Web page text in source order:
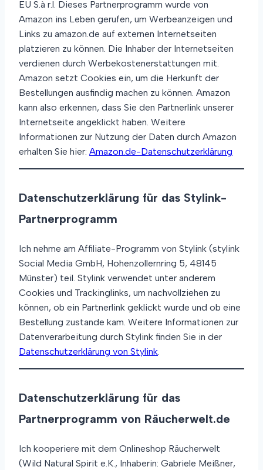
EU S.à r.l. Dieses Partnerprogramm wurde von
Amazon ins Leben gerufen, um Werbeanzeigen und
Links zu amazon.de auf externen Internetseiten
platzieren zu können. Die Inhaber der Internetseiten
verdienen durch Werbekostenerstattungen mit.
Amazon setzt Cookies ein, um die Herkunft der
Bestellungen ausfindig machen zu können. Amazon
kann also erkennen, dass Sie den Partnerlink unserer
Internetseite angeklickt haben. Weitere
Informationen zur Nutzung der Daten durch Amazon
erhalten Sie hier: Amazon.de-Datenschutzerklärung
Datenschutzerklärung für das Stylink-
Partnerprogramm
Ich nehme am Affiliate-Programm von Stylink (stylink
Social Media GmbH, Hohenzollernring 5, 48145
Münster) teil. Stylink verwendet unter anderem
Cookies und Trackinglinks, um nachvollziehen zu
können, ob ein Partnerlink geklickt wurde und ob eine
Bestellung zustande kam. Weitere Informationen zur
Datenverarbeitung durch Stylink finden Sie in der
Datenschutzerklärung von Stylink
Datenschutzerklärung für das
Partnerprogramm von Räucherwelt.de
Ich kooperiere mit dem Onlineshop Räucherwelt
(Wild Natural Spirit e.K., Inhaberin: Gabriele Meißner,